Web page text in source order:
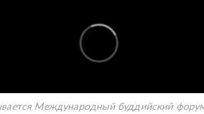
Международный буддийский